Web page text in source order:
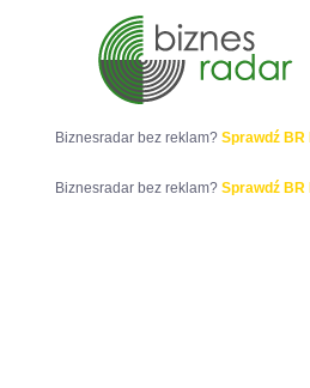
Biznesradar bez reklam? Sprawdź BR
Biznesradar bez reklam? Sprawdź BR